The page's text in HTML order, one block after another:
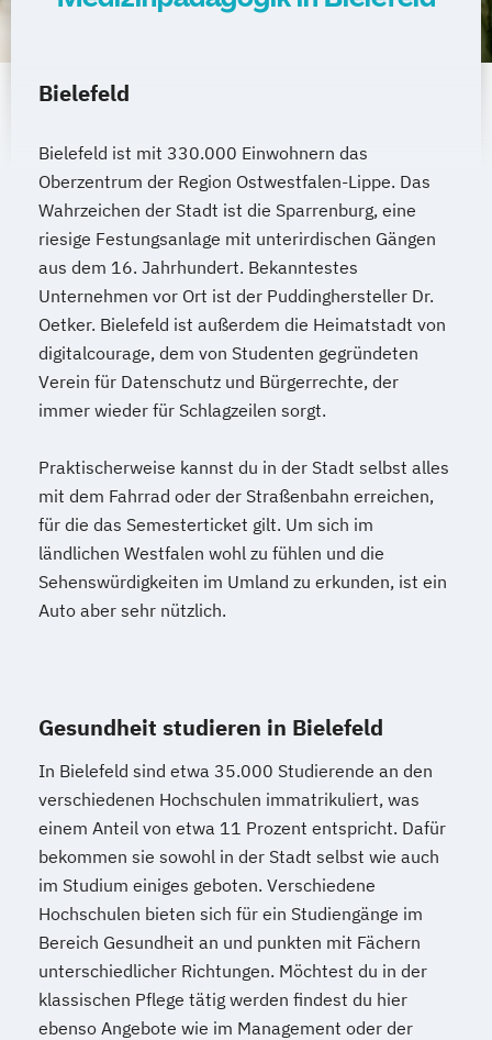
Bielefeld
Bielefeld ist mit 330.000 Einwohnern das
Oberzentrum der Region Ostwestfalen-Lippe. Das
Wahrzeichen der Stadt ist die Sparrenburg, eine
riesige Festungsanlage mit unterirdischen Gängen
aus dem 16. Jahrhundert. Bekanntestes
Unternehmen vor Ort ist der Puddinghersteller Dr.
Oetker. Bielefeld ist außerdem die Heimatstadt von
digitalcourage, dem von Studenten gegründeten
Verein für Datenschutz und Bürgerrechte, der
immer wieder für Schlagzeilen sorgt.
Praktischerweise kannst du in der Stadt selbst alles
mit dem Fahrrad oder der Straßenbahn erreichen,
für die das Semesterticket gilt. Um sich im
ländlichen Westfalen wohl zu fühlen und die
Sehenswürdigkeiten im Umland zu erkunden, ist ein
Auto aber sehr nützlich.
Gesundheit studieren in Bielefeld
In Bielefeld sind etwa 35.000 Studierende an den
verschiedenen Hochschulen immatrikuliert, was
einem Anteil von etwa 11 Prozent entspricht. Dafür
bekommen sie sowohl in der Stadt selbst wie auch
im Studium einiges geboten. Verschiedene
Hochschulen bieten sich für ein Studiengänge im
Bereich Gesundheit an und punkten mit Fächern
unterschiedlicher Richtungen. Möchtest du in der
klassischen Pflege tätig werden findest du hier
ebenso Angebote wie im Management oder der